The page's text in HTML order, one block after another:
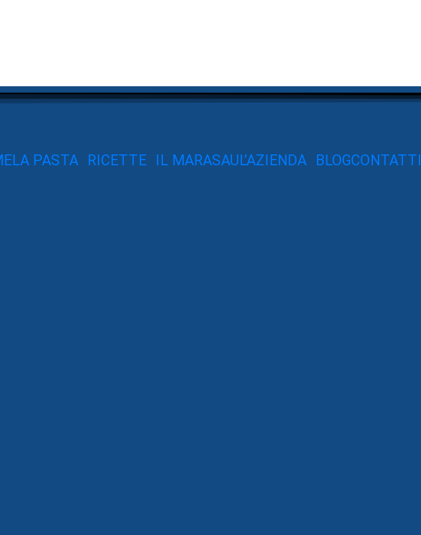
LA PASTA RICETTE IL MARASAUL’AZIENDA BLOGCONTATTI